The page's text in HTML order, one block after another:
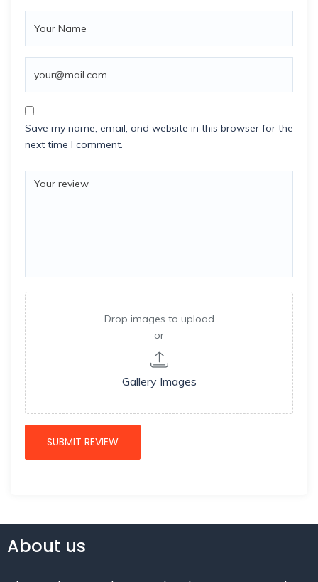
Save my name, email, and website in this browser for the
next time I comment.
Drop images to upload
or
Gallery Images
About us